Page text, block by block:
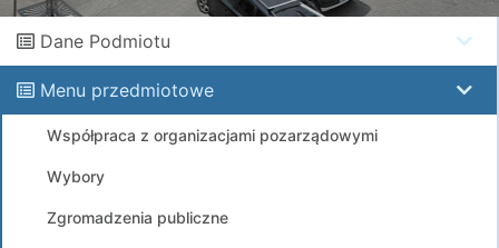
Dane Podmiotu
Menu przedmiotowe
Współpraca z organizacjami pozarządowymi
Wybory
Zgromadzenia publiczne